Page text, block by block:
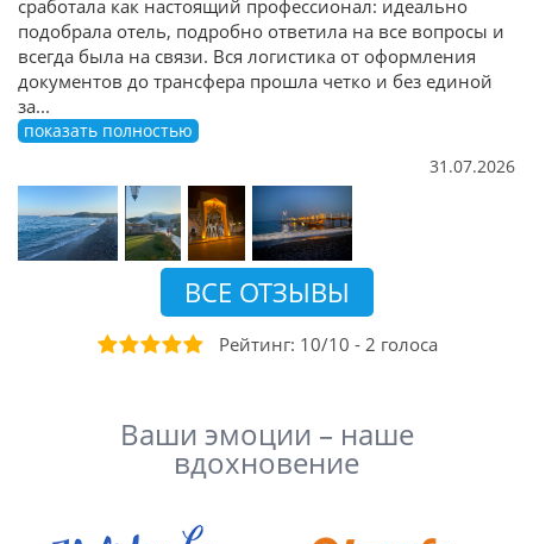
сработала как настоящий профессионал: идеально
подобрала отель, подробно ответила на все вопросы и
всегда была на связи. Вся логистика от оформления
документов до трансфера прошла четко и без единой
за...
показать полностью
31.07.2026
ВСЕ ОТЗЫВЫ
Рейтинг: 10/10 - 2 голоса
Ваши эмоции – наше
вдохновение